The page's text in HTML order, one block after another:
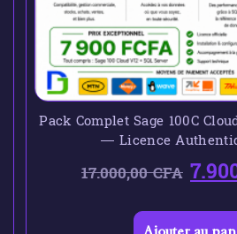
Pack Complet Sage 100C
— Licence
17.000,00CFA
Ajouter au